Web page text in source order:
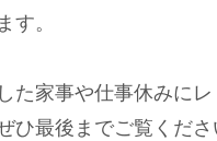
す。
た家事や仕事休みに
ひ最後までご覧くださ